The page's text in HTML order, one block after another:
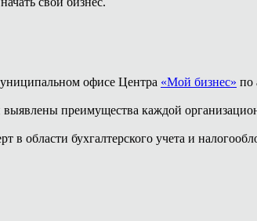
офисе Центра «Мой бизнес» по
преимущества каждой
области бухгалтерского учета и